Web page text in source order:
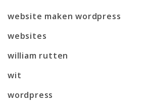
website maken wordpress
websites
william rutten
wit
wordpress